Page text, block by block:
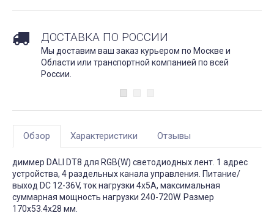
ДОСТАВКА ПО РОССИИ
Мы доставим ваш заказ курьером по Москве и
Области или транспортной компанией по всей
России.
Обзор Характеристики Отзывы
диммер DALI DT8 для RGB(W) светодиодных лент. 1 адрес
устройства, 4 раздельных канала управления. Питание/
выход DC 12-36V, ток нагрузки 4x5A, максимальная
суммарная мощность нагрузки 240-720W. Размер
170x53.4x28 мм.